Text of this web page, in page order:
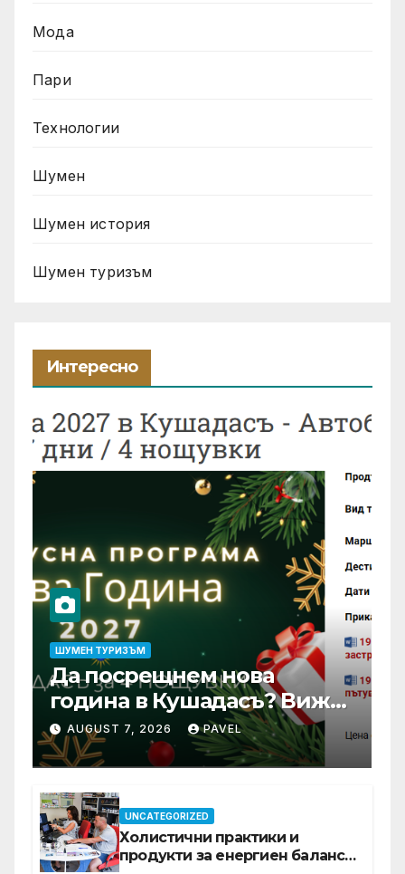
Мода
Пари
Технологии
Шумен
Шумен история
Шумен туризъм
Интересно
ШУМЕН ТУРИЗЪМ
Да посрещнем нова
година в Кушадасъ? Вижте
защо си заслужава …
AUGUST 7, 2026 PAVEL
UNCATEGORIZED
Холистични практики и
продукти за енергиен баланс в